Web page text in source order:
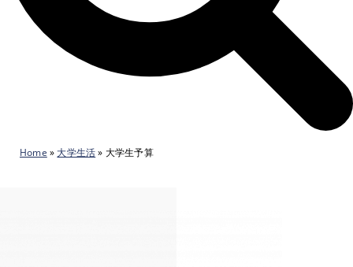
Home »大学生活» 大学生予算